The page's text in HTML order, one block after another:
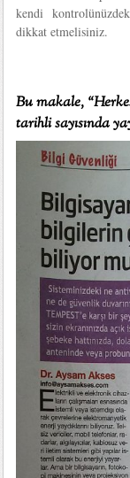
kendi
dikkat etmelisiniz.
Bu makale,
tarihli sayısında